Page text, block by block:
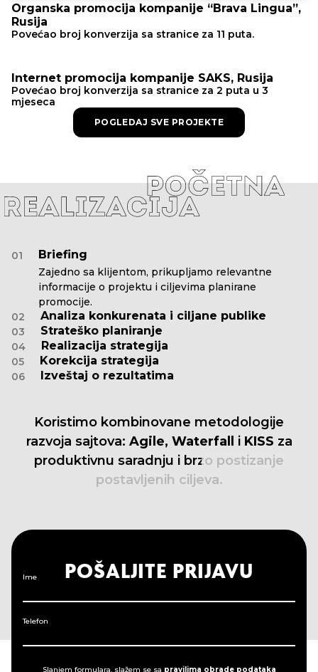
Organska promocija kompanije “Brava Lingua”,
Rusija
Povećao broj konverzija sa stranice za 11 puta.
Internet promocija kompanije SAKS, Rusija
Povećao broj konverzija sa stranice za 2 puta u 3
mjeseca
POGLEDAJ SVE PROJEKTE
01 Briefing
Zajedno sa klijentom, prikupljamo relevantne
informacije o projektu i ciljevima planirane
promocije.
02
Analiza konkurenata i ciljane publike
03 Strateško planiranje
04 Realizacija strategija
05 Korekcija strategija
06 Izveštaj o rezultatima
Koristimo kombinovane metodologije
razvoja sajtova: Agile, Waterfall i KISS za
produktivnu saradnju i brzo postizanje
postavljenih ciljeva.
Ime
Telefon
Slanjem formulara, slažem se sa pravilima obrade podataka
POŠALJITE PRIJAVU